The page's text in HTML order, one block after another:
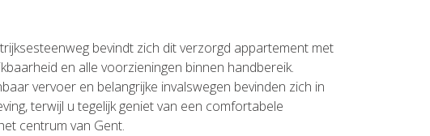
bevindt zich dit verzorgd appartement met
en alle voorzieningen binnen handbereik.
vervoer en belangrijke invalswegen bevinden zich in
terwijl u tegelijk geniet van een comfortabele
centrum van Gent.